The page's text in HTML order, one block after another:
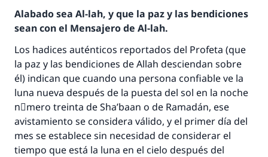
Alabado sea Al-lah, y que la paz y las bendiciones
sean con el Mensajero de Al-lah.
Los hadices auténticos reportados del Profeta (que
la paz y las bendiciones de Allah desciendan sobre
él) indican que cuando una persona confiable ve la
luna nueva después de la puesta del sol en la noche
nْmero treinta de Sha’baan o de Ramadán, ese
avistamiento se considera válido, y el primer día del
mes se establece sin necesidad de considerar el
tiempo que está la luna en el cielo después del
La respuesta no. 110845 salvó un
matrimonio.
Desde la Q hasta la A, su contribución ayuda a
IslamQA.